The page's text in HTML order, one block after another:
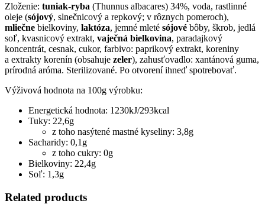
Zloženie: tuniak-ryba (Thunnus albacares) 34%, voda, rastlinné
oleje (sójový, slnečnicový a repkový; v rôznych pomeroch),
mliečne bielkoviny, laktóza, jemné mleté sójové bôby, škrob, jedlá
soľ, kvasnicový extrakt, vaječná bielkovina, paradajkový
koncentrát, cesnak, cukor, farbivo: paprikový extrakt, koreniny
a extrakty korenín (obsahuje zeler), zahusťovadlo: xantánová guma,
prírodná aróma. Sterilizované. Po otvorení ihneď spotrebovať.
Výživová hodnota na 100g výrobku:
Energetická hodnota: 1230kJ/293kcal
Tuky: 22,6g
z toho nasýtené mastné kyseliny: 3,8g
Sacharidy: 0,1g
z toho cukry: 0g
Bielkoviny: 22,4g
Soľ: 1,3g
Related products